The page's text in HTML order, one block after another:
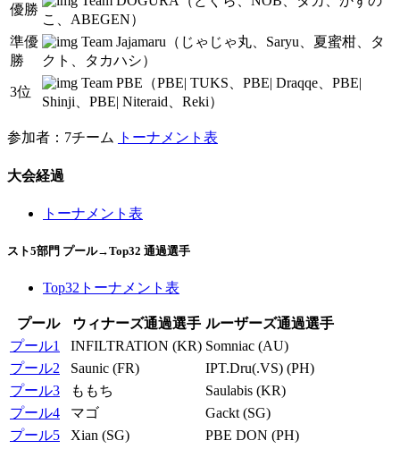
優勝
こ、ABEGEN）
準優
勝
Team Jajamaru（じゃじゃ丸、Saryu、夏蜜柑、タ
クト、タカハシ）
3位
Team PBE（PBE| TUKS、PBE| Draqqe、PBE|
Shinji、PBE| Niteraid、Reki）
参加者：7チーム トーナメント表
大会経過
トーナメント表
スト5部門 プール→Top32 通過選手
Top32トーナメント表
プール ウィナーズ通過選手 ルーザーズ通過選手
プール1
INFILTRATION (KR) Somniac (AU)
プール2
Saunic (FR)
IPT.Dru(.VS) (PH)
プール3
ももち
Saulabis (KR)
プール4
マゴ
Gackt (SG)
プール5
Xian (SG)
PBE DON (PH)